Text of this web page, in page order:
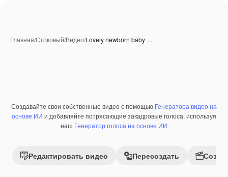
Главная/Стоковый/Видео/Lovely newborn baby …
Премиум
Создавайте свои собственные видео с помощью Генератора видео на
основе ИИ и добавляйте потрясающие закадровые голоса, используя
наш Генератор голоса на основе ИИ
Редактировать видео Пересоздать